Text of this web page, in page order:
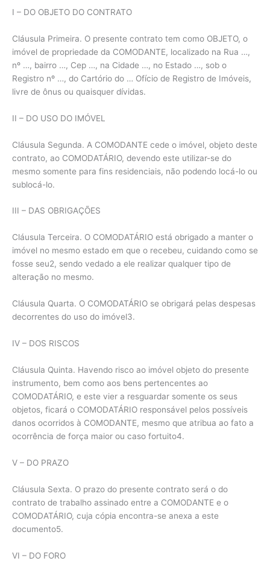
I – DO OBJETO DO CONTRATO
Cláusula Primeira. O presente contrato tem como OBJETO, o
imóvel de propriedade da COMODANTE, localizado na Rua …,
nº …, bairro …, Cep …, na Cidade …, no Estado …, sob o
Registro nº …, do Cartório do … Ofício de Registro de Imóveis,
livre de ônus ou quaisquer dívidas.
II – DO USO DO IMÓVEL
Cláusula Segunda. A COMODANTE cede o imóvel, objeto deste
contrato, ao COMODATÁRIO, devendo este utilizar-se do
mesmo somente para fins residenciais, não podendo locá-lo ou
sublocá-lo.
III – DAS OBRIGAÇÕES
Cláusula Terceira. O COMODATÁRIO está obrigado a manter o
imóvel no mesmo estado em que o recebeu, cuidando como se
fosse seu2, sendo vedado a ele realizar qualquer tipo de
alteração no mesmo.
Cláusula Quarta. O COMODATÁRIO se obrigará pelas despesas
decorrentes do uso do imóvel3.
IV – DOS RISCOS
Cláusula Quinta. Havendo risco ao imóvel objeto do presente
instrumento, bem como aos bens pertencentes ao
COMODATÁRIO, e este vier a resguardar somente os seus
objetos, ficará o COMODATÁRIO responsável pelos possíveis
danos ocorridos à COMODANTE, mesmo que atribua ao fato a
ocorrência de força maior ou caso fortuito4.
V – DO PRAZO
Cláusula Sexta. O prazo do presente contrato será o do
contrato de trabalho assinado entre a COMODANTE e o
COMODATÁRIO, cuja cópia encontra-se anexa a este
documento5.
VI – DO FORO